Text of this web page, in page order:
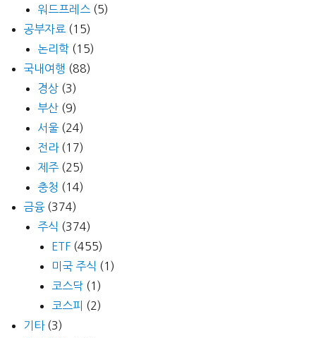
워드프레스 (5)
공부자료 (15)
논리학 (15)
국내여행 (88)
경상 (3)
부산 (9)
서울 (24)
전라(17)
제주 (25)
충청 (14)
금융 (374)
주식 (374)
ETF (455)
미국 주식 (1)
코스닥 (1)
코스피 (2)
기타(3)